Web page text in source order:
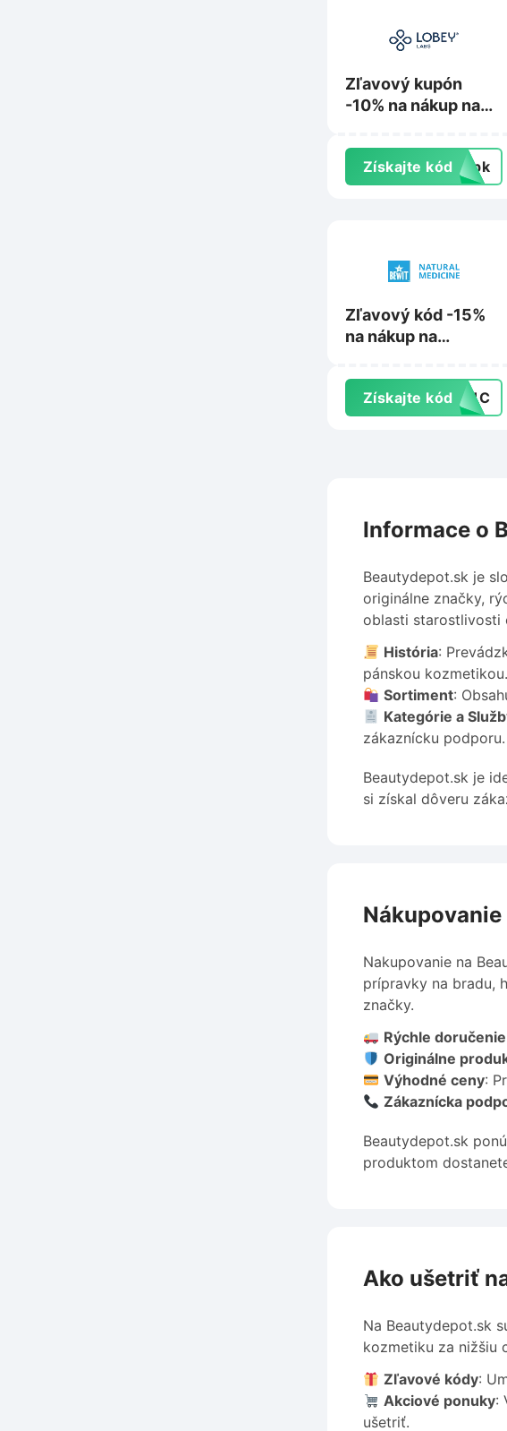
Zľavový kupón
-10% na nákup na
Získajte kód topk
Zľavový kód -15%
na nákup na
Získajte kódPC1C
Informace o
Beautydepot.sk je
originálne značky,
oblasti starostlivosti
História:
pánskou kozmetikou.
Sortiment:
Kategórie a
zákaznícku podporu.
Beautydepot.sk je
si získal dôveru
Nakupovanie na
prípravky na bradu,
značky.
Rýchle doručenie
Originálne
Výhodné ceny:
Zákaznícka
Beautydepot.sk
produktom
Ako ušetriť
Na Beautydepot.sk
kozmetiku za nižšiu
Zľavové kódy:
Akciové ponuky:
ušetriť.